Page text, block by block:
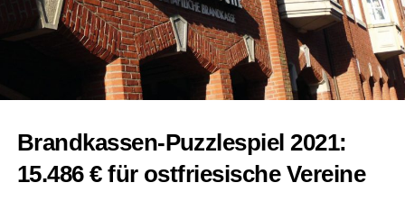
Brand­kas­sen-Puz­zle­spiel 2021:
15.486 € für ost­frie­si­sche Vereine